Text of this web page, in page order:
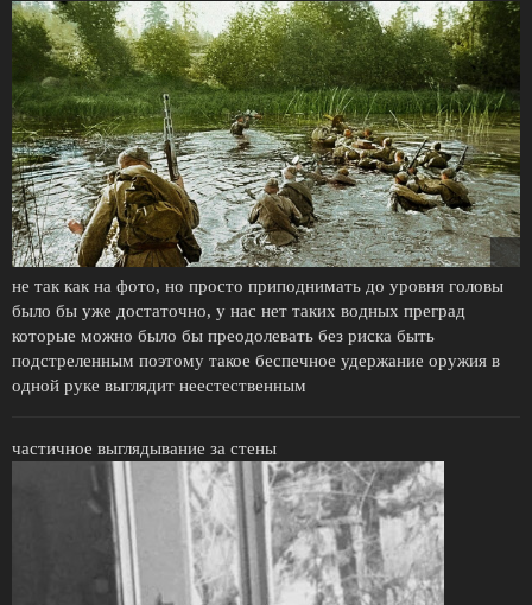
не так как на фото, но просто приподнимать до уровня головы
было бы уже достаточно, у нас нет таких водных преград
которые можно было бы преодолевать без риска быть
подстреленным поэтому такое беспечное удержание оружия в
одной руке выглядит неестественным
частичное выглядывание за стены